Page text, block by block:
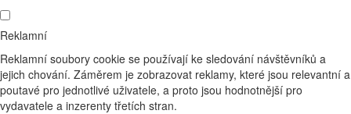
Reklamní
Reklamní soubory cookie se používají ke sledování návštěvníků a
jejich chování. Záměrem je zobrazovat reklamy, které jsou relevantní a
poutavé pro jednotlivé uživatele, a proto jsou hodnotnější pro
vydavatele a inzerenty třetích stran.